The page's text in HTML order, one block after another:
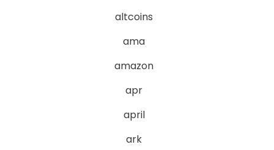
altcoins
ama
amazon
apr
april
ark